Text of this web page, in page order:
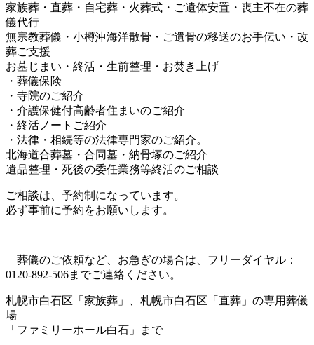
家族葬・直葬・自宅葬・火葬式・ご遺体安置・喪主不在の葬
儀代行
無宗教葬儀・小樽沖海洋散骨・ご遺骨の移送のお手伝い・改
葬ご支援
お墓じまい・終活・生前整理・お焚き上げ
・葬儀保険
・寺院のご紹介
・介護保健付高齢者住まいのご紹介
・終活ノートご紹介
・法律・相続等の法律専門家のご紹介。
北海道合葬墓・合同墓・納骨塚のご紹介
遺品整理・死後の委任業務等終活のご相談
ご相談は、予約制になっています。
必ず事前に予約をお願いします。
葬儀のご依頼など、お急ぎの場合は、フリーダイヤル：
0120-892-506までご連絡ください。
札幌市白石区「家族葬」、札幌市白石区「直葬」の専用葬儀
場
「ファミリーホール白石」まで